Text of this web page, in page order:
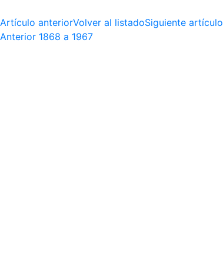
Artículo anteriorVolver al listadoSiguiente artículo
Anterior 1868 a 1967